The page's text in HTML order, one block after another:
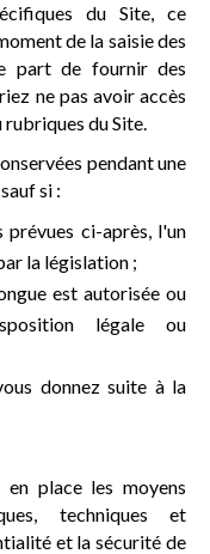
du Site, ce
de la saisie des
part de fournir des
ne pas avoir accès
du Site.
pendant une
si :
prévues ci-après, l'un
la législation ;
est autorisée ou
légale ou
donnez suite à la
place les moyens
techniques et
et la sécurité de